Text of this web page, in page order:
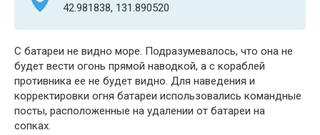
42.981838, 131.890520
С батареи не видно море. Подразумевалось, что она не
будет вести огонь прямой наводкой, а с кораблей
противника ее не будет видно. Для наведения и
корректировки огня батареи использовались командные
посты, расположенные на удалении от батареи на
сопках.